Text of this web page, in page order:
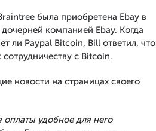
была приобретена Ebay в
компанией Ebay. Когда
ли Paypal Bitcoin, Bill ответил, что
с Bitcoin.
новости на страницах своего
удобное для него